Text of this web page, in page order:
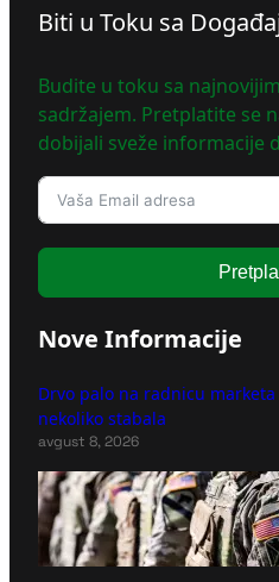
Biti u Toku sa
Budite u toku sa
sadržajem. Pretplatite se
dobijali sveže informacije
Nove Informacije
Drvo palo na radnicu
nekoliko stabala
avgust 8, 2026